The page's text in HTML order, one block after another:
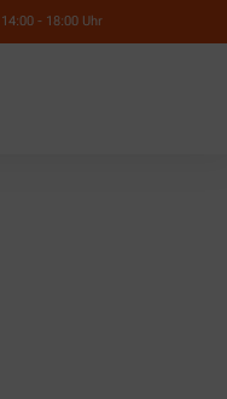
- 18:00 Uhr